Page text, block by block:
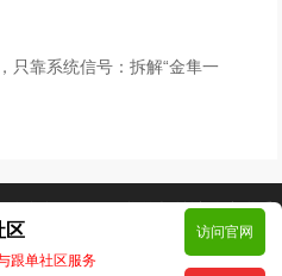
只靠系统信号：拆解“金隼一
自负。如侵犯您的权益请移步联系
权所有Powered by EyouCms备案
区
跟单社区服务
访问官网